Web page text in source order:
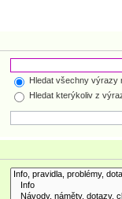
Hledat všechny výrazy
Hledat kterýkoliv z